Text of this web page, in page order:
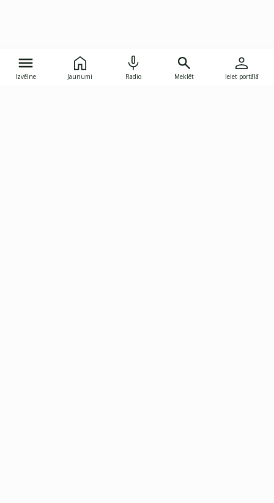
Izvēlne Jaunumi Radio Meklēt Ieiet portālā